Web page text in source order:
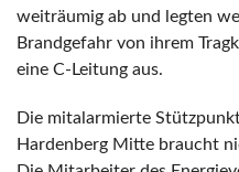
weiträumig ab und legten
Brandgefahr von ihrem
eine C-Leitung aus.
Die mitalarmierte
Hardenberg Mitte braucht